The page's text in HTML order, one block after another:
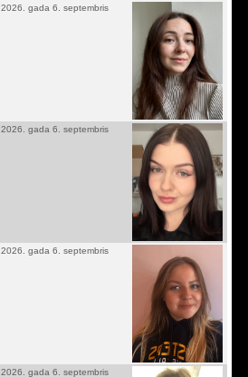
2026. gada 6. septembris
2026. gada 6. septembris
2026. gada 6. septembris
2026. gada 6. septembris